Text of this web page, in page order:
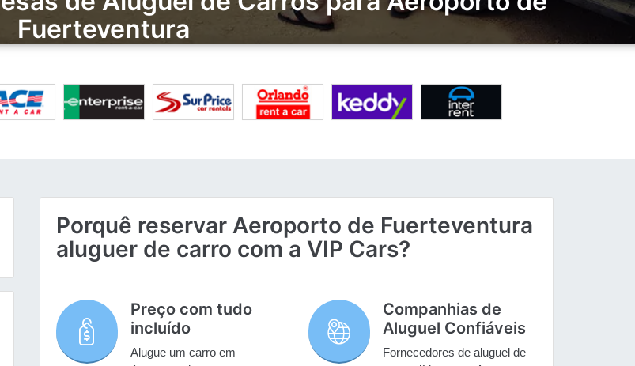
Fuerteventura
Porquê reservar Aeroporto de Fuerteventura
aluguer de carro com a VIP Cars?
Preço com tudo
incluído
Alugue um carro em
Companhias de
Aluguel Confiáveis
Fornecedores de aluguel de